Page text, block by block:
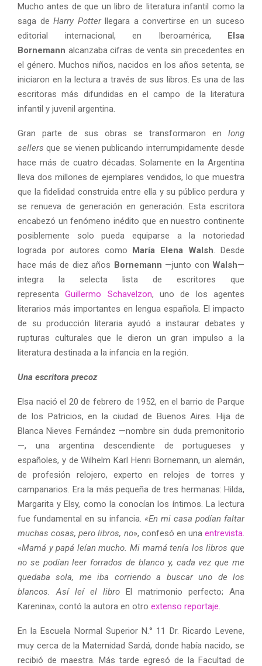
Mucho antes de que un libro de literatura infantil como la
saga deHarry Potterllegara a convertirse en un suceso
editorial internacional, en Iberoamérica, Elsa
Bornemann alcanzaba cifras de venta sin precedentes en
el género. Muchos niños, nacidos en los años setenta, se
iniciaron en la lectura a través de sus libros. Es una de las
escritoras más difundidas en el campo de la literatura
infantil y juvenil argentina.
Gran parte de sus obras se transformaron en long
sellers que se vienen publicando interrumpidamente desde
hace más de cuatro décadas. Solamente en la Argentina
lleva dos millones de ejemplares vendidos, lo que muestra
que la fidelidad construida entre ella y su público perdura y
se renueva de generación en generación. Esta escritora
encabezó un fenómeno inédito que en nuestro continente
posiblemente solo pueda equiparse a la notoriedad
lograda por autores como María Elena Walsh. Desde
hace más de diez años Bornemann —junto con Walsh—
integra la selecta lista de escritores que
representaGuillermo Schavelzon, uno de los agentes
literarios más importantes en lengua española. El impacto
de su producción literaria ayudó a instaurar debates y
rupturas culturales que le dieron un gran impulso a la
literatura destinada a la infancia en la región.
Una escritora precoz
Elsa nació el 20 de febrero de 1952, en el barrio de Parque
de los Patricios, en la ciudad de Buenos Aires. Hija de
Blanca Nieves Fernández —nombre sin duda premonitorio
—, una argentina descendiente de portugueses y
españoles, y de Wilhelm Karl Henri Bornemann, un alemán,
de profesión relojero, experto en relojes de torres y
campanarios. Era la más pequeña de tres hermanas: Hilda,
Margarita y Elsy, como la conocían los íntimos. La lectura
fue fundamental en su infancia. «En mi casa podían faltar
muchas cosas, pero libros, no», confesó en una entrevista.
«Mamá y papá leían mucho. Mi mamá tenía los libros que
no se podían leer forrados de blanco y, cada vez que me
quedaba sola, me iba corriendo a buscar uno de los
blancos. Así leí el libro El matrimonio perfecto; Ana
Karenina», contó la autora en otro extenso reportaje.
En la Escuela Normal Superior N.° 11 Dr. Ricardo Levene,
muy cerca de la Maternidad Sardá, donde había nacido, se
recibió de maestra. Más tarde egresó de la Facultad de